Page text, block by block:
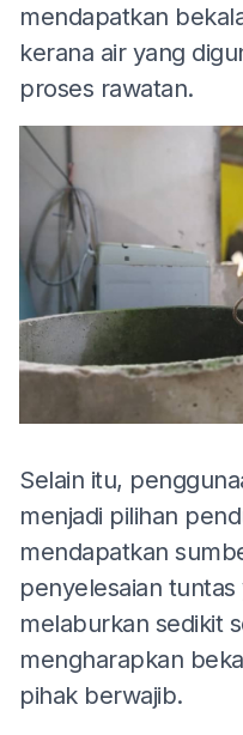
mendapatkan
kerana air yang
proses rawatan.
Selain itu,
menjadi pilihan
mendapatkan
penyelesaian
melaburkan sedikit
mengharapkan
pihak berwajib.